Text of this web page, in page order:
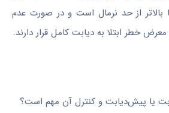
از حد نرمال است و در صورت عدم
خطر ابتلا به دیابت کامل قرار دارند.
یا پیش‌دیابت و کنترل آن مهم است؟